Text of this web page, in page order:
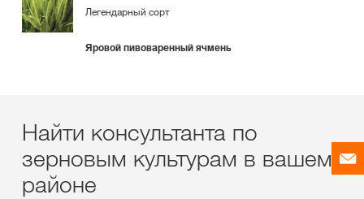
Легендарный сорт
Яровой пивоваренный ячмень
Найти консультанта по
зерновым культурам в вашем
районе